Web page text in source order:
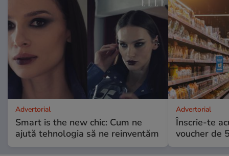
Advertorial
Smart is the new chic: Cum ne
ajută tehnologia să ne reinventăm
Advertorial
Înscrie-te
voucher de